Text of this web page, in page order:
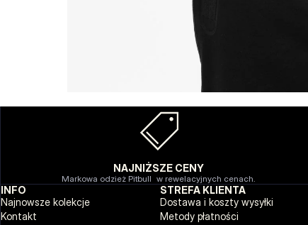
NAJNIŻSZE CENY
Markowa odzież Pitbull w rewelacyjnych cenach.
INFO
Najnowsze kolekcje
Kontakt
STREFA KLIENTA
Dostawa i koszty wysyłki
Metody płatności